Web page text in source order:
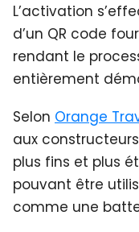
L’activation
d’un QR code
rendant le
entièrement
Selon Orange
aux
plus fins et plus
pouvant être
comme une